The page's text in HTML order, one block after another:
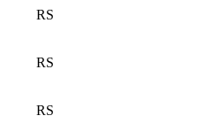
RS
RS
RS